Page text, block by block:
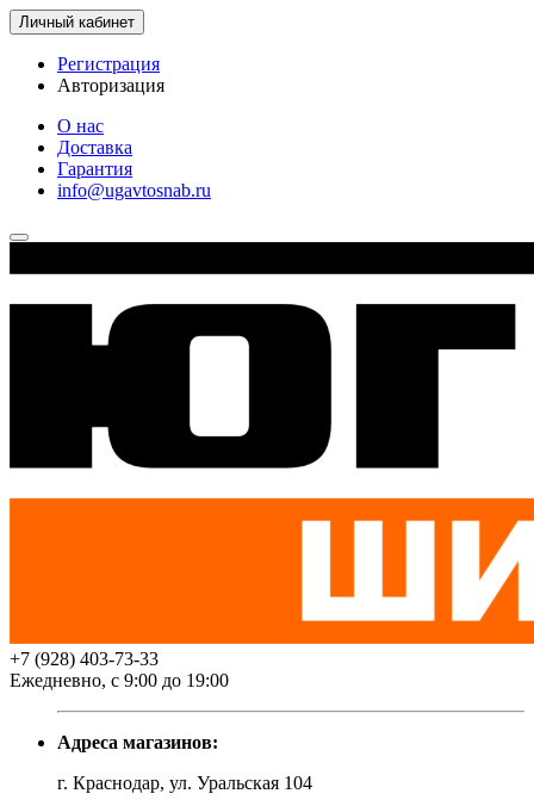
Личный кабинет
Регистрация
Авторизация
О нас
Доставка
Гарантия
info@ugavtosnab.ru
+7 (928) 403-73-33
Ежедневно, с 9:00 до 19:00
Адреса магазинов:
г. Краснодар, ул. Уральская 104